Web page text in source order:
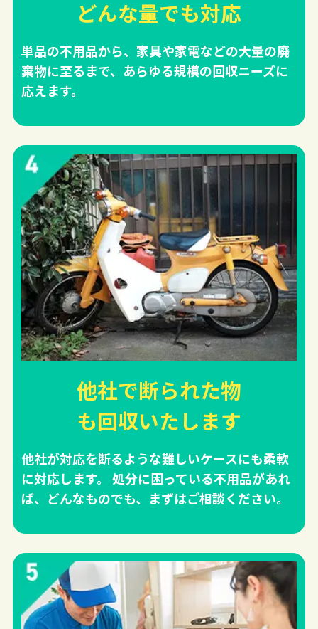
どんな量でも対応
単品の不用品から、家具や家電などの大量の廃
棄物に至るまで、あらゆる規模の回収ニーズに
応えます。
他社で断られた物
も回収いたします
他社が対応を断るような難しいケースにも柔軟
に対応します。 処分に困っている不用品があれ
ば、どんなものでも、まずはご相談ください。